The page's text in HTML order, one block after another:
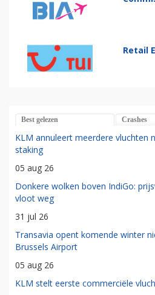
Retail
Best gelezen Crashes
KLM annuleert meerdere vluchten
staking
05 aug 26
Donkere wolken boven IndiGo:
vloot weg
31 jul 26
Transavia opent komende winter
Brussels Airport
05 aug 26
KLM stelt eerste commerciële